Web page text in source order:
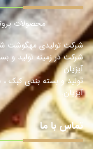
محصولات
شرکت تولیدی مهگوشت
شرکت در زمینه تولید و
آبزیان
تولید و بسته بندی کبک
آبزیان.
تماس با ما